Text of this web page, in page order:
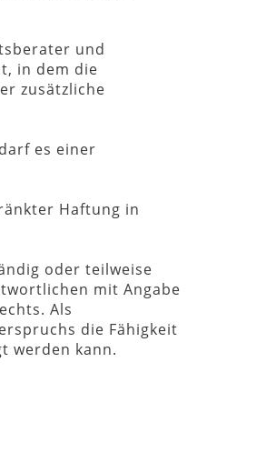
und
in dem die
zusätzliche
es einer
Haftung in
oder teilweise
mit Angabe
Als
die Fähigkeit
werden kann.